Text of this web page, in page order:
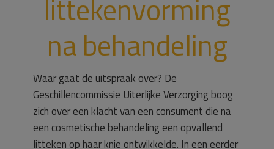
littekenvorming
na behandeling
Waar gaat de uitspraak over? De
Geschillencommissie Uiterlijke Verzorging boog
zich over een klacht van een consument die na
een cosmetische behandeling een opvallend
litteken op haar knie ontwikkelde. In een eerder